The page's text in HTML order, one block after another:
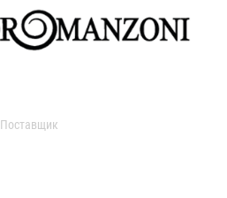
Поставщик